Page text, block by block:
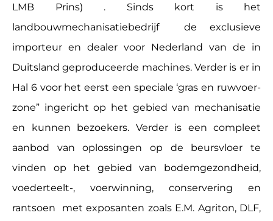
LMB Prins) . Sinds kort is het
landbouwmechanisatiebedrijf de exclusieve
importeur en dealer voor Nederland van de in
Duitsland geproduceerde machines. Verder is er in
Hal 6 voor het eerst een speciale ‘gras en ruwvoer-
zone” ingericht op het gebied van mechanisatie
en kunnen bezoekers. Verder is een compleet
aanbod van oplossingen op de beursvloer te
vinden op het gebied van bodemgezondheid,
voederteelt-, voerwinning, conservering en
rantsoen met exposanten zoals E.M. Agriton, DLF,